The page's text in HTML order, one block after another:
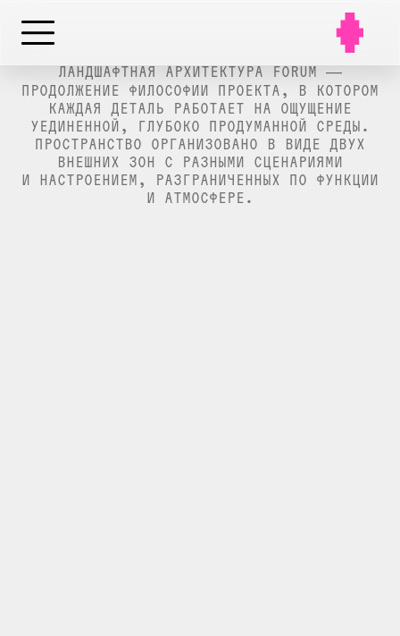
ЛАНДШАФТНАЯ АРХИТЕКТУРА FORUM —
ПРОДОЛЖЕНИЕ ФИЛОСОФИИ ПРОЕКТА, В КОТОРОМ
КАЖДАЯ ДЕТАЛЬ РАБОТАЕТ НА ОЩУЩЕНИЕ
УЕДИНЕННОЙ, ГЛУБОКО ПРОДУМАННОЙ СРЕДЫ.
ПРОСТРАНСТВО ОРГАНИЗОВАНО В ВИДЕ ДВУХ
ВНЕШНИХ ЗОН С РАЗНЫМИ СЦЕНАРИЯМИ
И НАСТРОЕНИЕМ, РАЗГРАНИЧЕННЫХ ПО ФУНКЦИИ
И АТМОСФЕРЕ.